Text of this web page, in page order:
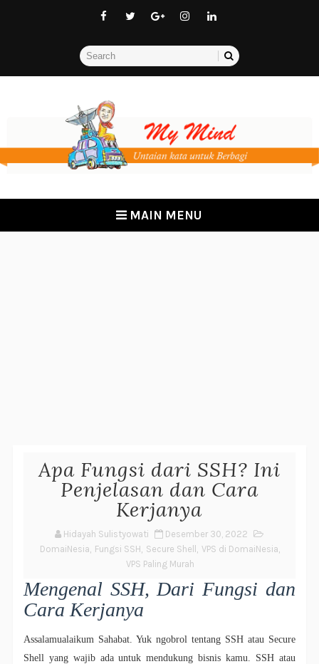
MAIN MENU
Apa Fungsi dari SSH? Ini
Penjelasan dan Cara
Kerjanya
Hidayah Sulistyowati
Desember 30, 2022
DomaiNesia, Fungsi SSH, Secure Shell , VPS di DomaiNesia,
VPS Paling Murah
Mengenal SSH, Dari Fungsi dan
Cara Kerjanya
Assalamualaikum Sahabat. Yuk ngobrol tentang SSH atau Secure
Shell yang wajib ada untuk mendukung bisnis kamu. SSH atau